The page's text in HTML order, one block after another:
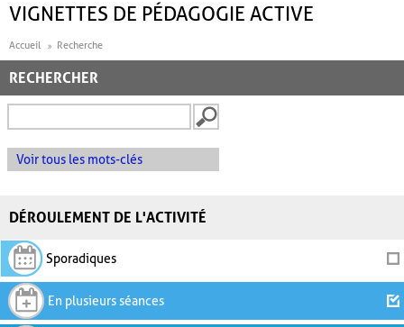
VIGNETTES DE PÉDAGOGIE ACTIVE
Accueil Recherche
RECHERCHER
Voir tous les mots-clés
DÉROULEMENT DE L'ACTIVITÉ
Sporadiques
En plusieurs séances